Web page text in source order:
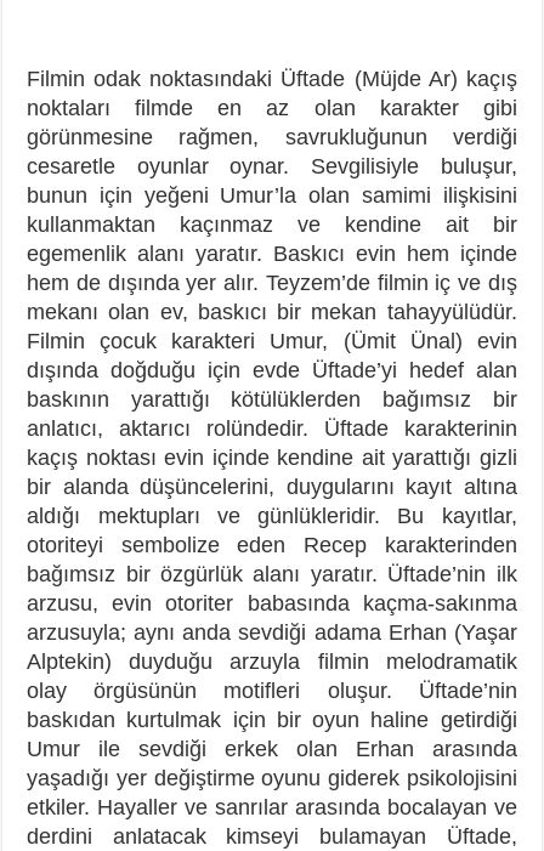
Filmin odak noktasındaki Üftade (Müjde Ar) kaçış
noktaları filmde en az olan karakter gibi
görünmesine rağmen, savrukluğunun verdiği
cesaretle oyunlar oynar. Sevgilisiyle buluşur,
bunun için yeğeni Umur’la olan samimi ilişkisini
kullanmaktan kaçınmaz ve kendine ait bir
egemenlik alanı yaratır. Baskıcı evin hem içinde
hem de dışında yer alır. Teyzem’de filmin iç ve dış
mekanı olan ev, baskıcı bir mekan tahayyülüdür.
Filmin çocuk karakteri Umur, (Ümit Ünal) evin
dışında doğduğu için evde Üftade’yi hedef alan
baskının yarattığı kötülüklerden bağımsız bir
anlatıcı, aktarıcı rolündedir. Üftade karakterinin
kaçış noktası evin içinde kendine ait yarattığı gizli
bir alanda düşüncelerini, duygularını kayıt altına
aldığı mektupları ve günlükleridir. Bu kayıtlar,
otoriteyi sembolize eden Recep karakterinden
bağımsız bir özgürlük alanı yaratır. Üftade’nin ilk
arzusu, evin otoriter babasında kaçma-sakınma
arzusuyla; aynı anda sevdiği adama Erhan (Yaşar
Alptekin) duyduğu arzuyla filmin melodramatik
olay örgüsünün motifleri oluşur. Üftade’nin
baskıdan kurtulmak için bir oyun haline getirdiği
Umur ile sevdiği erkek olan Erhan arasında
yaşadığı yer değiştirme oyunu giderek psikolojisini
etkiler. Hayaller ve sanrılar arasında bocalayan ve
derdini anlatacak kimseyi bulamayan Üftade,